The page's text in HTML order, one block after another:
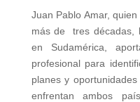
Juan Pablo Amar,
más de tres décadas,
en Sudamérica,
profesional para
planes y
enfrentan ambos